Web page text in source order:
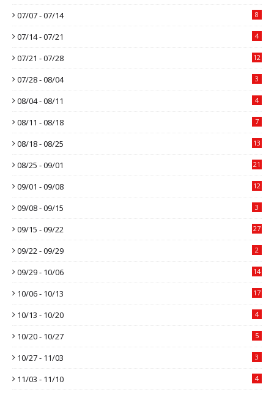
07/07 - 07/14 8
07/14 - 07/21 4
07/21 - 07/28 12
07/28 - 08/04 3
08/04 - 08/11 4
08/11 - 08/18 7
08/18 - 08/25 13
08/25 - 09/01 21
09/01 - 09/08 12
09/08 - 09/15 3
09/15 - 09/22 27
09/22 - 09/29 2
09/29 - 10/06 14
10/06 - 10/13 17
10/13 - 10/20 4
10/20 - 10/27 5
10/27 - 11/03 3
11/03 - 11/10 4